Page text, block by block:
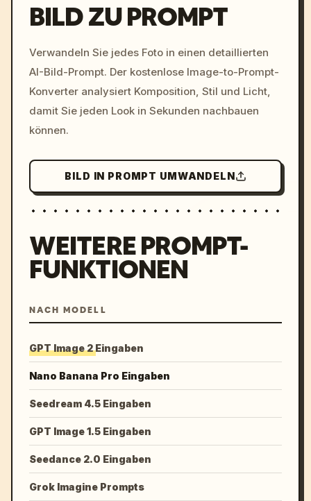
c, cyberpunk sunset, neon
colors, 8k --v 6.0
BILD ZU PROMPT
Verwandeln Sie jedes Foto in einen detaillierten
AI-Bild-Prompt. Der kostenlose Image-to-Prompt-
Konverter analysiert Komposition, Stil und Licht,
damit Sie jeden Look in Sekunden nachbauen
können.
BILD IN PROMPT UMWANDELN
WEITERE PROMPT-
FUNKTIONEN
NACH MODELL
GPT Image 2 Eingaben
Nano Banana Pro Eingaben
Seedream 4.5 Eingaben
GPT Image 1.5 Eingaben
Seedance 2.0 Eingaben
Grok Imagine Prompts